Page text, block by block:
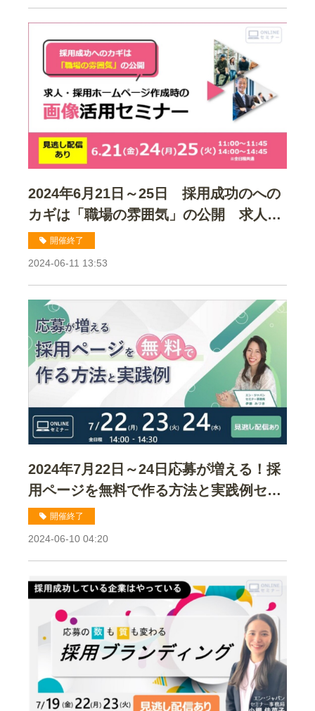
2024年6月21日～25日 採用成功のへの
カギは「職場の雰囲気」の公開 求人・
採用ホームページ作成時の画像活用セミ
ナー
開催終了
2024-06-11 13:53
2024年7月22日～24日応募が増える！採
用ページを無料で作る方法と実践例セミ
ナー開催終了
2024-06-10 04:20